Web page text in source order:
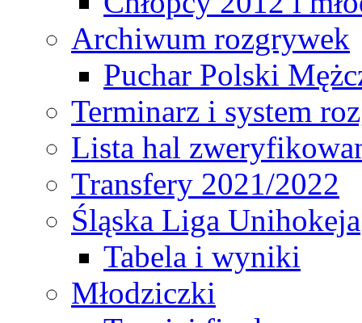
Archiwum rozgrywek
Puchar Polski
Terminarz i system
Lista hal
Transfery 2021/2022
Śląska Liga Unihokeja
Tabela i wyniki
Młodziczki